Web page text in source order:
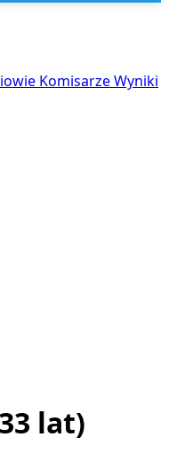
KomisarzeWyniki
lat)